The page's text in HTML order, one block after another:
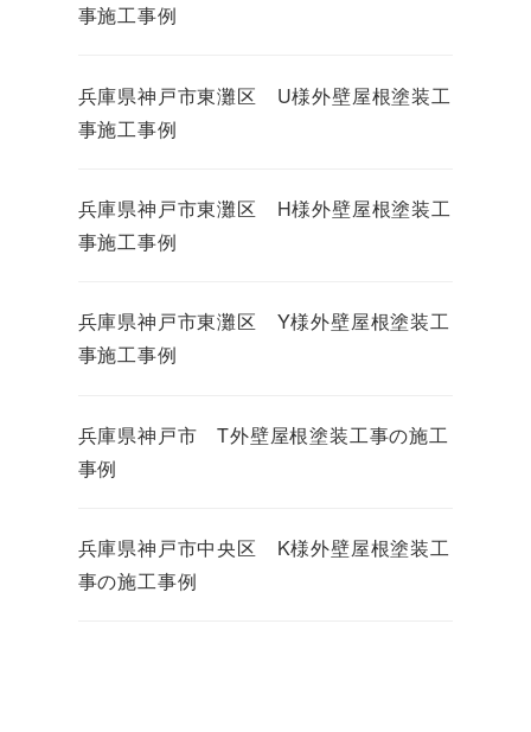
事施工事例
兵庫県神戸市東灘区 U様外壁屋根塗装工
事施工事例
兵庫県神戸市東灘区 H様外壁屋根塗装工
事施工事例
兵庫県神戸市東灘区 Y様外壁屋根塗装工
事施工事例
兵庫県神戸市 T外壁屋根塗装工事の施工
事例
兵庫県神戸市中央区 K様外壁屋根塗装工
事の施工事例